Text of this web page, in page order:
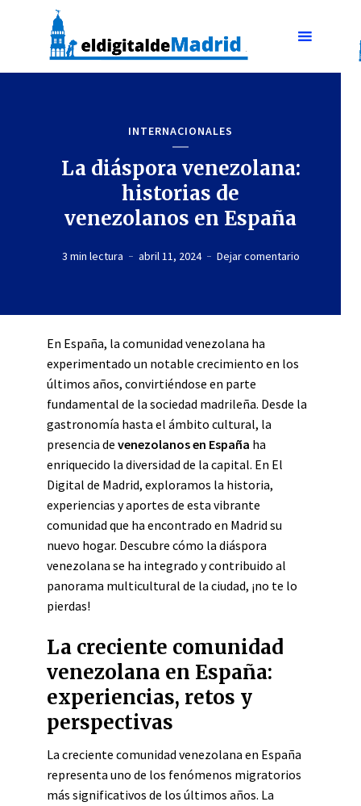
INTERNACIONALES
La diáspora venezolana:
historias de
venezolanos en España
3 min lectura abril 11, 2024 Dejar comentario
En España, la comunidad venezolana ha
experimentado un notable crecimiento en los
últimos años, convirtiéndose en parte
fundamental de la sociedad madrileña. Desde la
gastronomía hasta el ámbito cultural, la
presencia de venezolanos en España ha
enriquecido la diversidad de la capital. En El
Digital de Madrid, exploramos la historia,
experiencias y aportes de esta vibrante
comunidad que ha encontrado en Madrid su
nuevo hogar. Descubre cómo la diáspora
venezolana se ha integrado y contribuido al
panorama multicultural de la ciudad, ¡no te lo
pierdas!
La creciente comunidad
venezolana en España:
experiencias, retos y
perspectivas
La creciente comunidad venezolana en España
representa uno de los fenómenos migratorios
más significativos de los últimos años. La